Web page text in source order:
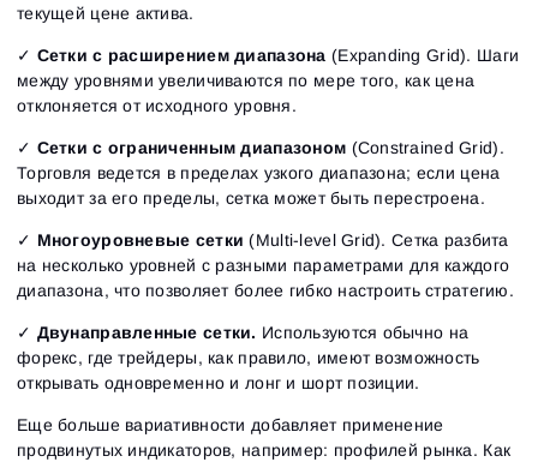
текущей цене актива.
✓ Сетки с расширением диапазона (Expanding Grid). Шаги
между уровнями увеличиваются по мере того, как цена
отклоняется от исходного уровня.
✓ Сетки с ограниченным диапазоном (Constrained Grid).
Торговля ведется в пределах узкого диапазона; если цена
выходит за его пределы, сетка может быть перестроена.
✓ Многоуровневые сетки (Multi-level Grid). Сетка разбита
на несколько уровней с разными параметрами для каждого
диапазона, что позволяет более гибко настроить стратегию.
✓ Двунаправленные сетки. Используются обычно на
форекс, где трейдеры, как правило, имеют возможность
открывать одновременно и лонг и шорт позиции.
Еще больше вариативности добавляет применение
продвинутых индикаторов, например: профилей рынка. Как